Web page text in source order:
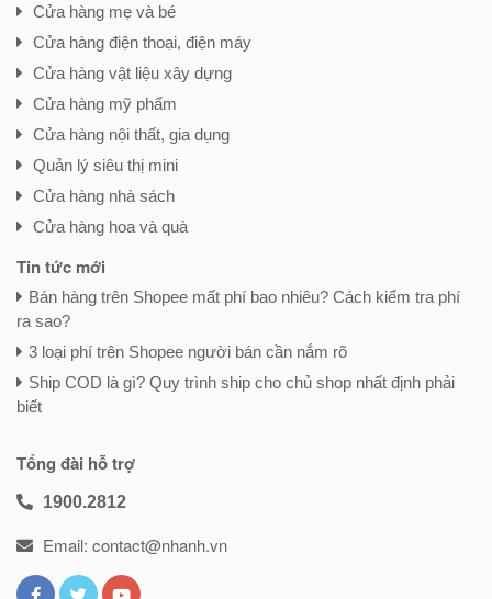
Cửa hàng mẹ và bé
Cửa hàng điện thoại, điện máy
Cửa hàng vật liệu xây dựng
Cửa hàng mỹ phẩm
Cửa hàng nội thất, gia dụng
Quản lý siêu thị mini
Cửa hàng nhà sách
Cửa hàng hoa và quà
Tin tức mới
Bán hàng trên Shopee mất phí bao nhiêu? Cách kiểm tra phí
ra sao?
3 loại phí trên Shopee người bán cần nắm rõ
Ship COD là gì? Quy trình ship cho chủ shop nhất định phải
biết
Tổng đài hỗ trợ
1900.2812
Email: contact@nhanh.vn